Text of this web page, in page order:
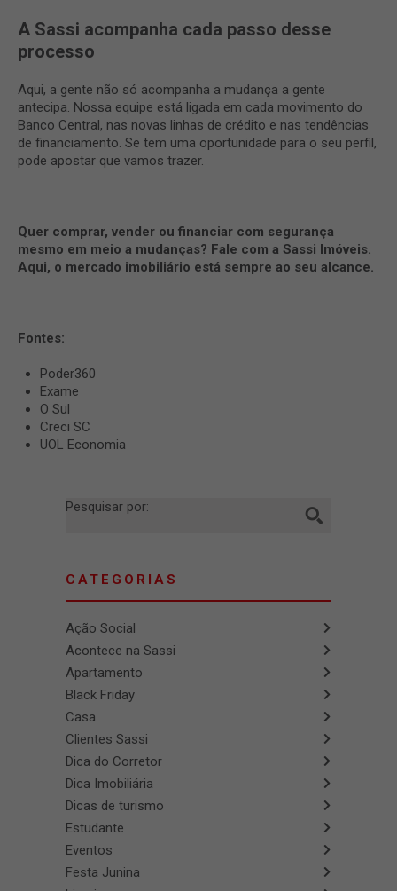
A Sassi acompanha cada passo desse
processo
Aqui, a gente não só acompanha a mudança a gente
antecipa. Nossa equipe está ligada em cada movimento do
Banco Central, nas novas linhas de crédito e nas tendências
de financiamento. Se tem uma oportunidade para o seu perfil,
pode apostar que vamos trazer.
Quer comprar, vender ou financiar com segurança
mesmo em meio a mudanças? Fale com a Sassi Imóveis.
Aqui, o mercado imobiliário está sempre ao seu alcance.
Fontes:
Poder360
Exame
O Sul
Creci SC
UOL Economia
Pesquisar por:
CATEGORIAS
Ação Social
Acontece na Sassi
Apartamento
Black Friday
Casa
Clientes Sassi
Dica do Corretor
Dica Imobiliária
Dicas de turismo
Estudante
Eventos
Festa Junina